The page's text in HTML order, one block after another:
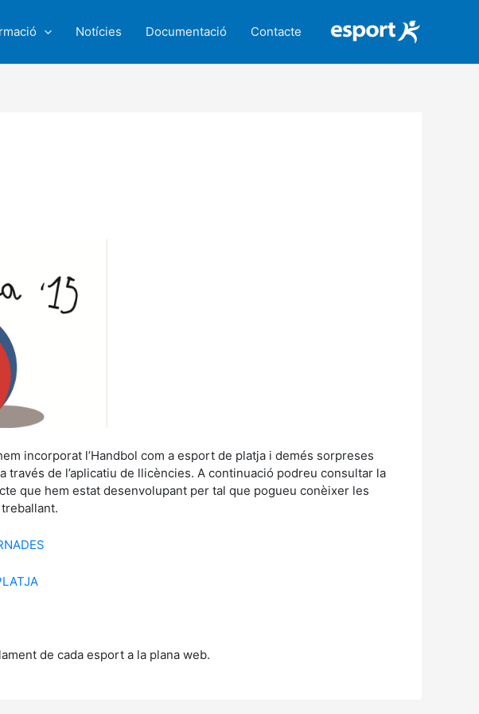
Notícies Documentació Contacte
incorporat l’Handbol com a esport de platja i demés sorpreses
de l’aplicatiu de llicències. A continuació podreu consultar la
que hem estat desenvolupant per tal que pogueu conèixer les
de cada esport a la plana web.